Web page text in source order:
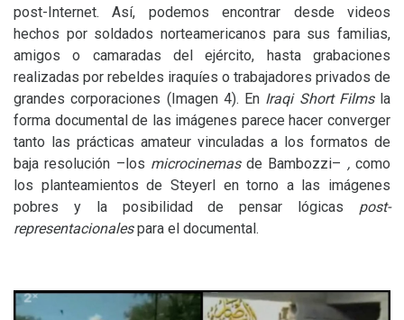
post-Internet. Así, podemos encontrar desde videos
hechos por soldados norteamericanos para sus familias,
amigos o camaradas del ejército, hasta grabaciones
realizadas por rebeldes iraquíes o trabajadores privados de
grandes corporaciones (Imagen 4). En Iraqi Short Filmsla
forma documental de las imágenes parece hacer converger
tanto las prácticas amateur vinculadas a los formatos de
baja resolución –los microcinemas de Bambozzi– , como
los planteamientos de Steyerl en torno a las imágenes
pobres y la posibilidad de pensar lógicas post-
representacionalespara el documental.